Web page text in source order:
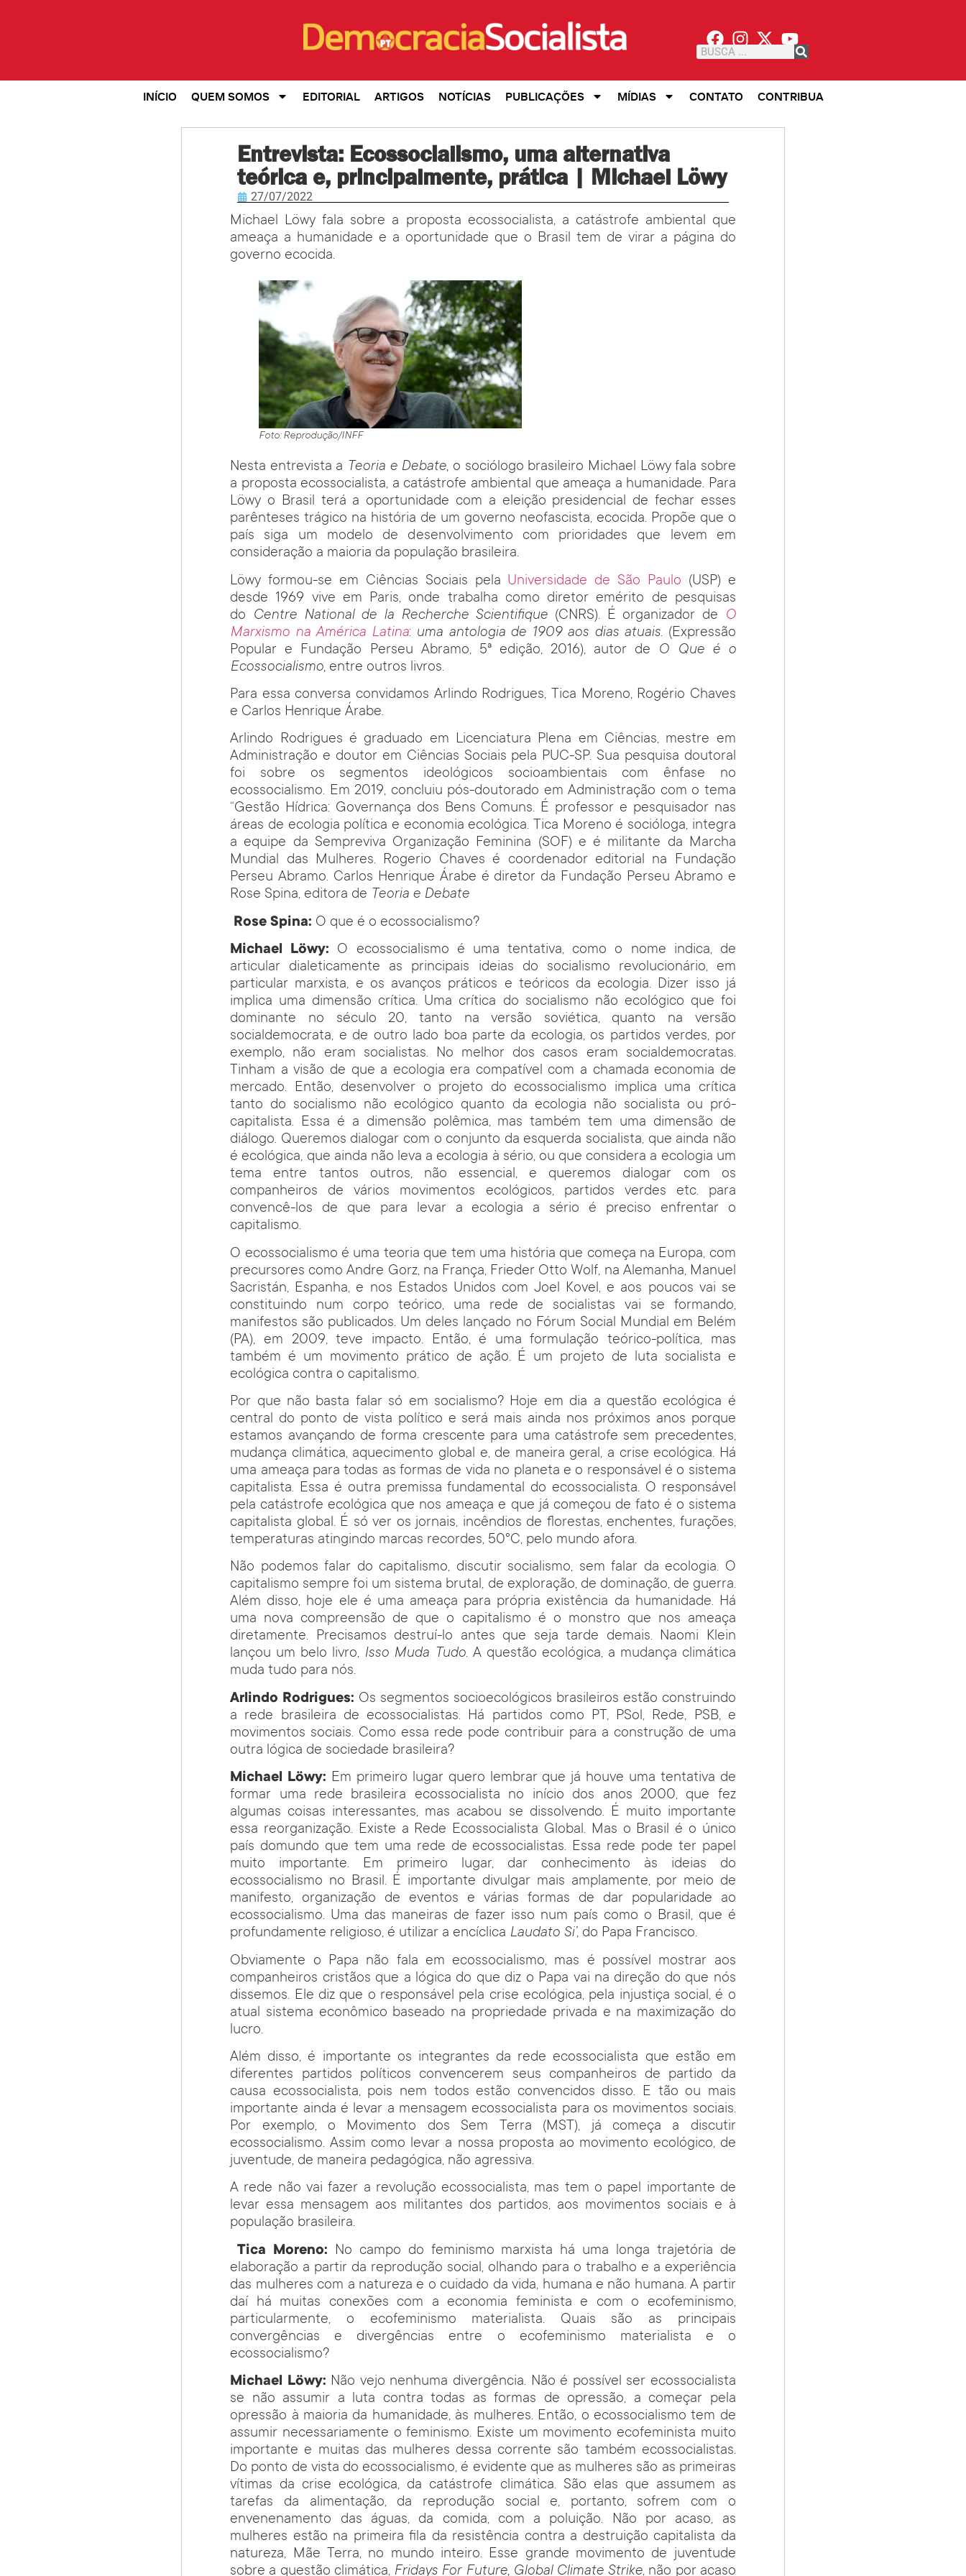
INÍCIO QUEM SOMOS EDITORIAL ARTIGOS NOTÍCIAS PUBLICAÇÕES MÍDIAS CONTATO CONTRIBUA
Entrevista: Ecossocialismo, uma alternativa
teórica e, principalmente, prática | Michael Löwy
27/07/2022
Michael Löwy fala sobre a proposta ecossocialista, a catástrofe ambiental que
ameaça a humanidade e a oportunidade que o Brasil tem de virar a página do
governo ecocida.
Foto: Reprodução/INFF
Nesta entrevista a Teoria e Debate, o sociólogo brasileiro Michael Löwy fala sobre
a proposta ecossocialista, a catástrofe ambiental que ameaça a humanidade. Para
Löwy o Brasil terá a oportunidade com a eleição presidencial de fechar esses
parênteses trágico na história de um governo neofascista, ecocida. Propõe que o
país siga um modelo de desenvolvimento com prioridades que levem em
consideração a maioria da população brasileira.
Löwy formou-se em Ciências Sociais pela Universidade de São Paulo (USP) e
desde 1969 vive em Paris, onde trabalha como diretor emérito de pesquisas
do Centre National de la Recherche Scientifique (CNRS). É organizador de O
Marxismo na América Latina: uma antologia de 1909 aos dias atuais. (Expressão
Popular e Fundação Perseu Abramo, 5ª edição, 2016), autor de O Que é o
Ecossocialismo, entre outros livros.
Para essa conversa convidamos Arlindo Rodrigues, Tica Moreno, Rogério Chaves
e Carlos Henrique Árabe.
Arlindo Rodrigues é graduado em Licenciatura Plena em Ciências, mestre em
Administração e doutor em Ciências Sociais pela PUC-SP. Sua pesquisa doutoral
foi sobre os segmentos ideológicos socioambientais com ênfase no
ecossocialismo. Em 2019, concluiu pós-doutorado em Administração com o tema
“Gestão Hídrica: Governança dos Bens Comuns. É professor e pesquisador nas
áreas de ecologia política e economia ecológica. Tica Moreno é socióloga, integra
a equipe da Sempreviva Organização Feminina (SOF) e é militante da Marcha
Mundial das Mulheres. Rogerio Chaves é coordenador editorial na Fundação
Perseu Abramo. Carlos Henrique Árabe é diretor da Fundação Perseu Abramo e
Rose Spina, editora de Teoria e Debate
Rose Spina: O que é o ecossocialismo?
Michael Löwy: O ecossocialismo é uma tentativa, como o nome indica, de
articular dialeticamente as principais ideias do socialismo revolucionário, em
particular marxista, e os avanços práticos e teóricos da ecologia. Dizer isso já
implica uma dimensão crítica. Uma crítica do socialismo não ecológico que foi
dominante no século 20, tanto na versão soviética, quanto na versão
socialdemocrata, e de outro lado boa parte da ecologia, os partidos verdes, por
exemplo, não eram socialistas. No melhor dos casos eram socialdemocratas.
Tinham a visão de que a ecologia era compatível com a chamada economia de
mercado. Então, desenvolver o projeto do ecossocialismo implica uma crítica
tanto do socialismo não ecológico quanto da ecologia não socialista ou pró-
capitalista. Essa é a dimensão polêmica, mas também tem uma dimensão de
diálogo. Queremos dialogar com o conjunto da esquerda socialista, que ainda não
é ecológica, que ainda não leva a ecologia à sério, ou que considera a ecologia um
tema entre tantos outros, não essencial, e queremos dialogar com os
companheiros de vários movimentos ecológicos, partidos verdes etc. para
convencê-los de que para levar a ecologia a sério é preciso enfrentar o
capitalismo.
O ecossocialismo é uma teoria que tem uma história que começa na Europa, com
precursores como Andre Gorz, na França, Frieder Otto Wolf, na Alemanha, Manuel
Sacristán, Espanha, e nos Estados Unidos com Joel Kovel, e aos poucos vai se
constituindo num corpo teórico, uma rede de socialistas vai se formando,
manifestos são publicados. Um deles lançado no Fórum Social Mundial em Belém
(PA), em 2009, teve impacto. Então, é uma formulação teórico-política, mas
também é um movimento prático de ação. É um projeto de luta socialista e
ecológica contra o capitalismo.
Por que não basta falar só em socialismo? Hoje em dia a questão ecológica é
central do ponto de vista político e será mais ainda nos próximos anos porque
estamos avançando de forma crescente para uma catástrofe sem precedentes,
mudança climática, aquecimento global e, de maneira geral, a crise ecológica. Há
uma ameaça para todas as formas de vida no planeta e o responsável é o sistema
capitalista. Essa é outra premissa fundamental do ecossocialista. O responsável
pela catástrofe ecológica que nos ameaça e que já começou de fato é o sistema
capitalista global. É só ver os jornais, incêndios de florestas, enchentes, furações,
temperaturas atingindo marcas recordes, 50°C, pelo mundo afora.
Não podemos falar do capitalismo, discutir socialismo, sem falar da ecologia. O
capitalismo sempre foi um sistema brutal, de exploração, de dominação, de guerra.
Além disso, hoje ele é uma ameaça para própria existência da humanidade. Há
uma nova compreensão de que o capitalismo é o monstro que nos ameaça
diretamente. Precisamos destruí-lo antes que seja tarde demais. Naomi Klein
lançou um belo livro, Isso Muda Tudo. A questão ecológica, a mudança climática
muda tudo para nós.
Arlindo Rodrigues: Os segmentos socioecológicos brasileiros estão construindo
a rede brasileira de ecossocialistas. Há partidos como PT, PSol, Rede, PSB, e
movimentos sociais. Como essa rede pode contribuir para a construção de uma
outra lógica de sociedade brasileira?
Michael Löwy: Em primeiro lugar quero lembrar que já houve uma tentativa de
formar uma rede brasileira ecossocialista no início dos anos 2000, que fez
algumas coisas interessantes, mas acabou se dissolvendo. É muito importante
essa reorganização. Existe a Rede Ecossocialista Global. Mas o Brasil é o único
país domundo que tem uma rede de ecossocialistas. Essa rede pode ter papel
muito importante. Em primeiro lugar, dar conhecimento às ideias do
ecossocialismo no Brasil. É importante divulgar mais amplamente, por meio de
manifesto, organização de eventos e várias formas de dar popularidade ao
ecossocialismo. Uma das maneiras de fazer isso num país como o Brasil, que é
profundamente religioso, é utilizar a encíclica Laudato Si’, do Papa Francisco.
Obviamente o Papa não fala em ecossocialismo, mas é possível mostrar aos
companheiros cristãos que a lógica do que diz o Papa vai na direção do que nós
dissemos. Ele diz que o responsável pela crise ecológica, pela injustiça social, é o
atual sistema econômico baseado na propriedade privada e na maximização do
lucro.
Além disso, é importante os integrantes da rede ecossocialista que estão em
diferentes partidos políticos convencerem seus companheiros de partido da
causa ecossocialista, pois nem todos estão convencidos disso. E tão ou mais
importante ainda é levar a mensagem ecossocialista para os movimentos sociais.
Por exemplo, o Movimento dos Sem Terra (MST), já começa a discutir
ecossocialismo. Assim como levar a nossa proposta ao movimento ecológico, de
juventude, de maneira pedagógica, não agressiva.
A rede não vai fazer a revolução ecossocialista, mas tem o papel importante de
levar essa mensagem aos militantes dos partidos, aos movimentos sociais e à
população brasileira.
Tica Moreno: No campo do feminismo marxista há uma longa trajetória de
elaboração a partir da reprodução social, olhando para o trabalho e a experiência
das mulheres com a natureza e o cuidado da vida, humana e não humana. A partir
daí há muitas conexões com a economia feminista e com o ecofeminismo,
particularmente, o ecofeminismo materialista. Quais são as principais
convergências e divergências entre o ecofeminismo materialista e o
ecossocialismo?
Michael Löwy: Não vejo nenhuma divergência. Não é possível ser ecossocialista
se não assumir a luta contra todas as formas de opressão, a começar pela
opressão à maioria da humanidade, às mulheres. Então, o ecossocialismo tem de
assumir necessariamente o feminismo. Existe um movimento ecofeminista muito
importante e muitas das mulheres dessa corrente são também ecossocialistas.
Do ponto de vista do ecossocialismo, é evidente que as mulheres são as primeiras
vítimas da crise ecológica, da catástrofe climática. São elas que assumem as
tarefas da alimentação, da reprodução social e, portanto, sofrem com o
envenenamento das águas, da comida, com a poluição. Não por acaso, as
mulheres estão na primeira fila da resistência contra a destruição capitalista da
natureza, Mãe Terra, no mundo inteiro. Esse grande movimento de juventude
sobre a questão climática, Fridays For Future, Global Climate Strike, não por acaso